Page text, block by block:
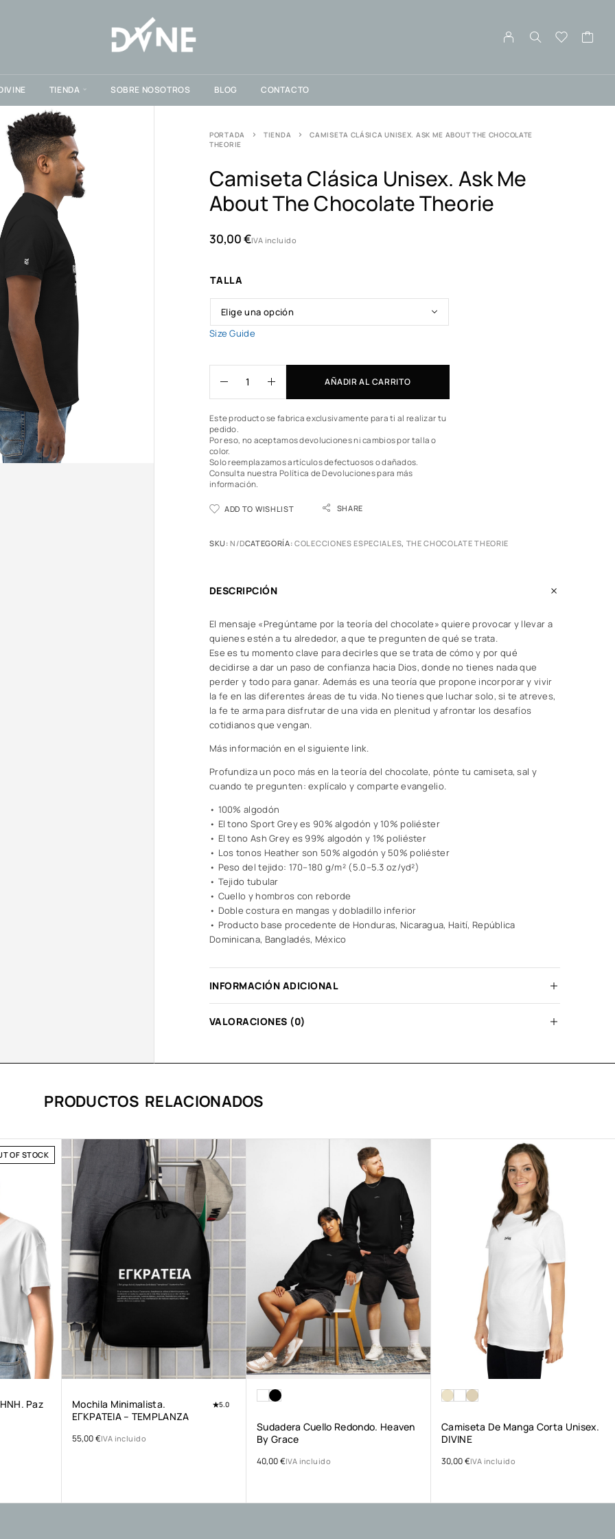
TIENDA SOBRE NOSOTROS BLOG CONTACTO
PORTADA TIENDA
CAMISETA CLÁSICA UNISEX. ASK ME ABOUT THE CHOCOLATE
THEORIE
Camiseta Clásica Unisex. Ask Me
About The Chocolate Theorie
30,00€IVA incluido
TALLA
Size Guide
AÑADIR AL CARRITO
Este producto se fabrica exclusivamente para ti al realizar tu
pedido.
Por eso, no aceptamos devoluciones ni cambios por talla o
color.
Solo reemplazamos artículos defectuosos o dañados.
Consulta nuestra Política de Devolucionespara más
información.
ADD TO WISHLIST SHARE
SKU:N/DCATEGORÍA:COLECCIONES ESPECIALES, THE CHOCOLATE THEORIE
DESCRIPCIÓN
El mensaje «Pregúntame por la teoría del chocolate» quiere provocar y llevar a
quienes estén a tu alrededor, a que te pregunten de qué se trata.
Ese es tu momento clave para decirles que se trata de cómo y por qué
decidirse a dar un paso de confianza hacia Dios, donde no tienes nada que
perder y todo para ganar. Además es una teoría que propone incorporar y vivir
la fe en las diferentes áreas de tu vida. No tienes que luchar solo, si te atreves,
la fe te arma para disfrutar de una vida en plenitud y afrontar los desafíos
cotidianos que vengan.
Más información en el siguiente link.
Profundiza un poco más en la teoría del chocolate, pónte tu camiseta, sal y
cuando te pregunten: explícalo y comparte evangelio.
• 100% algodón
• El tono Sport Grey es 90% algodón y 10% poliéster
• El tono Ash Grey es 99% algodón y 1% poliéster
• Los tonos Heather son 50% algodón y 50% poliéster
• Peso del tejido: 170–180 g/m² (5.0–5.3 oz/yd²)
• Tejido tubular
• Cuello y hombros con reborde
• Doble costura en mangas y dobladillo inferior
• Producto base procedente de Honduras, Nicaragua, Haití, República
Dominicana, Bangladés, México
INFORMACIÓN ADICIONAL
VALORACIONES (0)
PRODUCTOS RELACIONADOS
OF STOCK
Paz
Mochila Minimalista.
ΕΓΚΡΑΤΕΙΑ – TEMPLANZA
5.0
55,00€IVA incluido
Sudadera Cuello Redondo. Heaven
By Grace
40,00€IVA incluido
Camiseta De Manga Corta Unisex.
DIVINE
30,00€IVA incluido